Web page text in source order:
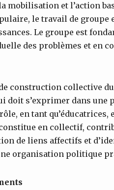
et l’action
le travail de groupe
Le groupe est
des problèmes et en
construction collective
s’exprimer dans une
en tant qu’éducatrices,
en collectif,
de liens affectifs et
organisation politique